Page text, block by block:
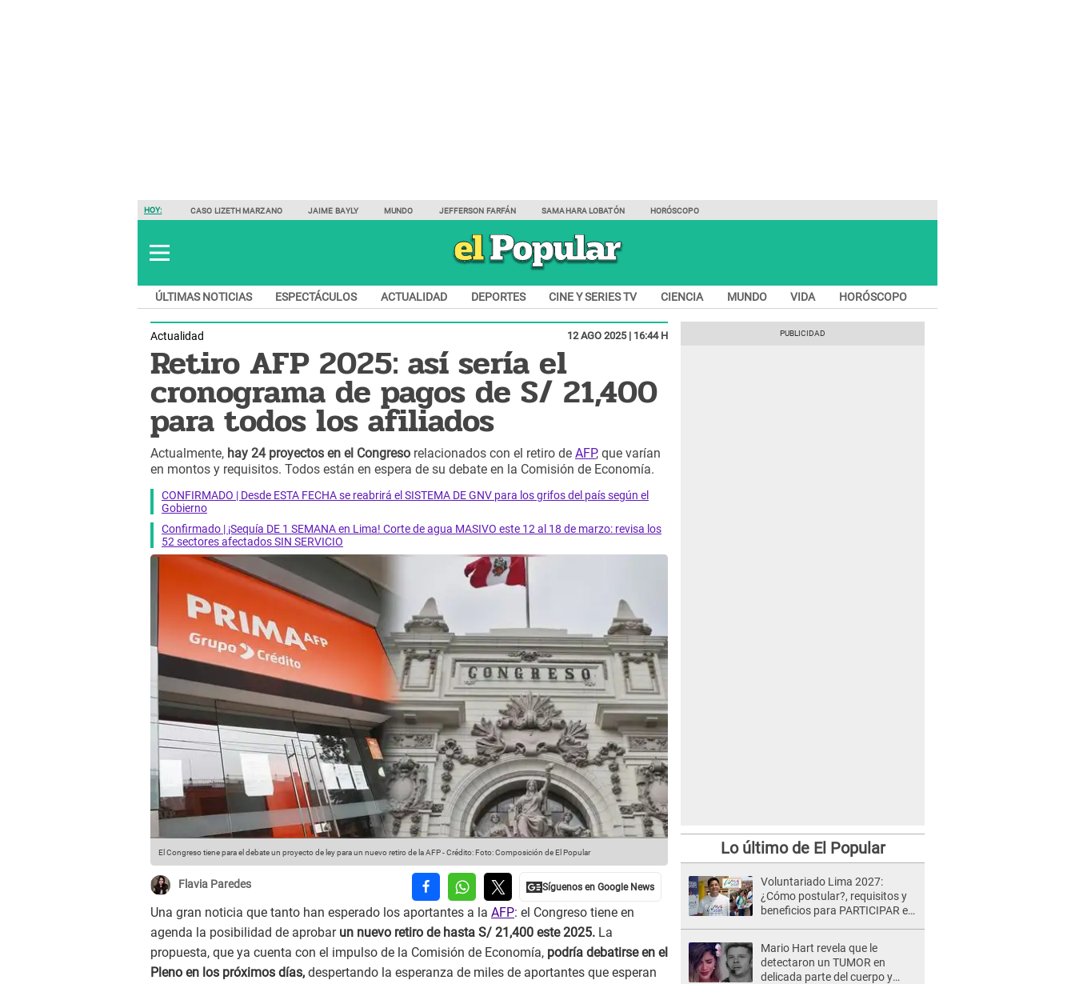
HOY: CASO LIZETH MARZANO JAIME BAYLY MUNDO JEFFERSON FARFÁN SAMAHARA LOBATÓN HORÓSCOPO
ÚLTIMAS NOTICIAS ESPECTÁCULOS ACTUALIDAD DEPORTES CINE Y SERIES TV CIENCIA MUNDO VIDA HORÓSCOPO
Actualidad 12 AGO 2025 | 16:44 H
Retiro AFP 2025: así sería el
cronograma de pagos de S/ 21,400
para todos los afiliados
Actualmente, hay 24 proyectos en el Congreso relacionados con el retiro de AFP, que varían
en montos y requisitos. Todos están en espera de su debate en la Comisión de Economía.
CONFIRMADO | Desde ESTA FECHA se reabrirá el SISTEMA DE GNV para los grifos del país según el
Gobierno
Confirmado | ¡Sequía DE 1 SEMANA en Lima! Corte de agua MASIVO este 12 al 18 de marzo: revisa los
52 sectores afectados SIN SERVICIO
El Congreso tiene para el debate un proyecto de ley para un nuevo retiro de la AFP -Crédito: Foto: Composición de El Popular
Flavia Paredes
Una gran noticia que tanto han esperado los aportantes a la AFP: el Congreso tiene en
agenda la posibilidad de aprobar un nuevo retiro de hasta S/ 21,400 este 2025. La
propuesta, que ya cuenta con el impulso de la Comisión de Economía, podría debatirse en el
Pleno en los próximos días, despertando la esperanza de miles de aportantes que esperan
Lo último de El Popular
Voluntariado Lima 2027:
¿Cómo postular?, requisitos y
beneficios para PARTICIPAR en
Mario Hart revela que le
detectaron un TUMOR en
delicada parte del cuerpo y